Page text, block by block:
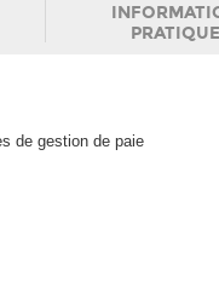
de gestion de paie